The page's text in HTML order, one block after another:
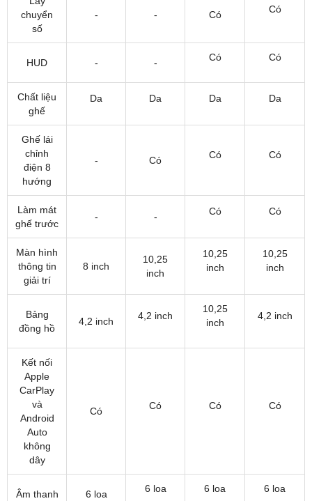
chuyển
số
- - Có Có
HUD - - Có Có
Chất liệu
ghế
Da Da Da Da
Ghế lái
chỉnh
điện 8
hướng
- Có Có Có
Làm mát
ghế trước
- - Có Có
Màn hình
thông tin
giải trí
8 inch
10,25
inch
10,25
inch
10,25
inch
Bảng
đồng hồ
4,2 inch 4,2 inch
10,25
inch
4,2 inch
Kết nối
Apple
CarPlay
và
Android
Auto
không
dây
Có Có Có Có
Âm thanh 6 loa 6 loa 6 loa 6 loa